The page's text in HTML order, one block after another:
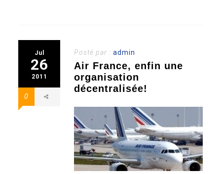
Jul
26
2011
0
Posté par :admin
Air France, enfin une
organisation
décentralisée!